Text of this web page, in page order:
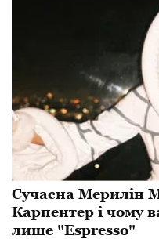
Сучасна Мерилін
Карпентер і чому
лише "Espresso"